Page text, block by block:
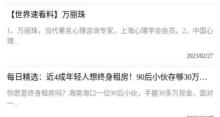
【世界速看料】万丽珠
1、万丽珠，当代著名心理咨询专家，上海心理学会会员。2、中国心
理...
2023/02/27
每日精选：近4成年轻人想终身租房！90后小伙存够30万不买房 靠利息租房生活
你愿意终身租房吗？海南海口一位90后小伙，手握30多万现金，面对
一...